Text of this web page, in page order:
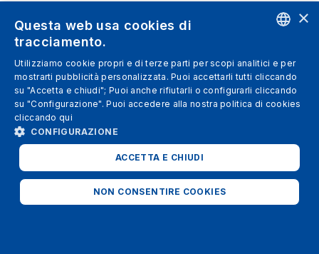
SPANISH
ITALIAN
FRENCH
×
Questa web usa cookies di
tracciamento.
Utilizziamo cookie propri e di terze parti per scopi analitici e per
mostrarti pubblicità personalizzata. Puoi accettarli tutti cliccando
su "Accetta e chiudi"; Puoi anche rifiutarli o configurarli cliccando
su "Configurazione". Puoi accedere alla nostra politica di cookies
cliccando qui
CONFIGURAZIONE
ACCETTA E CHIUDI
NON CONSENTIRE COOKIES